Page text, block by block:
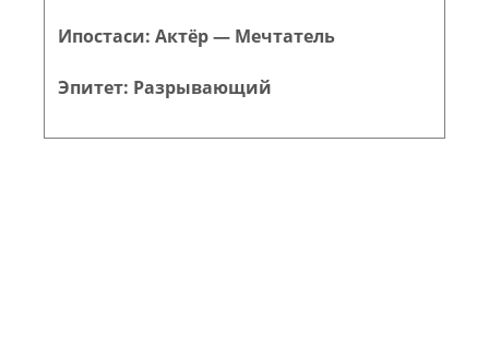
Ипостаси: Актёр — Мечтатель
Эпитет: Разрывающий